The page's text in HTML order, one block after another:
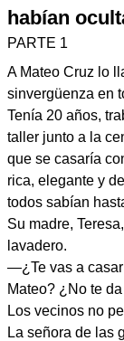
habían
PARTE 1
A Mateo Cruz lo
sinvergüenza en
Tenía 20 años,
taller junto a la
que se casaría
rica, elegante y
todos sabían
Su madre,
lavadero.
—¿Te vas a
Mateo? ¿No te
Los vecinos no
La señora de las